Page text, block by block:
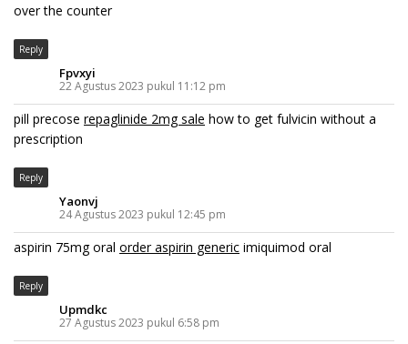
over the counter
Reply
Fpvxyi
22 Agustus 2023 pukul 11:12 pm
pill precose repaglinide 2mg sale how to get fulvicin without a
prescription
Reply
Yaonvj
24 Agustus 2023 pukul 12:45 pm
aspirin 75mg oral order aspirin generic imiquimod oral
Reply
Upmdkc
27 Agustus 2023 pukul 6:58 pm